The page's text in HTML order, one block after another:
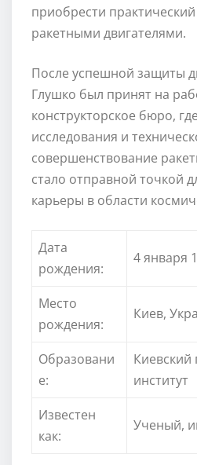
приобрести
ракетными двигателями.
После успешной защиты
Глушко был принят на
конструкторское бюро,
исследования и
совершенствование
стало отправной точкой
карьеры в области
Дата
рождения:
4 января
Место
рождения:
Киев,
Образовани
е:
Киевский
институт
Известен
как:
Ученый,